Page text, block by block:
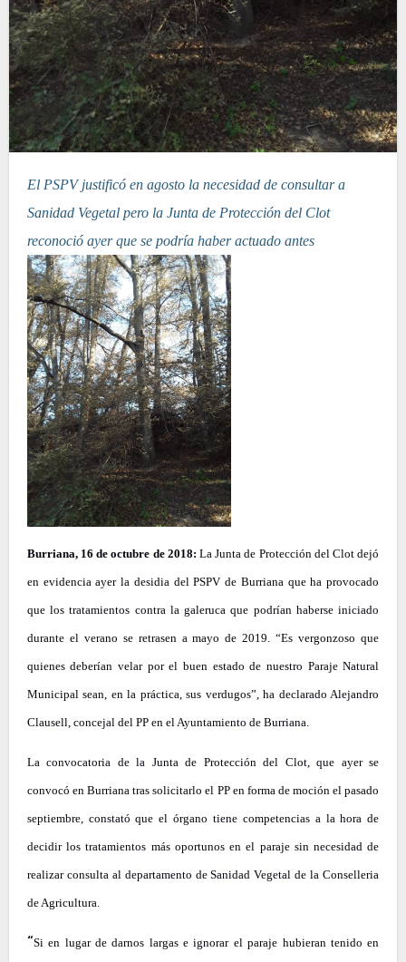
El PSPV justificó en agosto la necesidad de consultar a
Sanidad Vegetal pero la Junta de Protección del Clot
reconoció ayer que se podría haber actuado antes
Burriana, 16 de octubre de 2018: La Junta de Protección del Clot dejó
en evidencia ayer la desidia del PSPV de Burriana que ha provocado
que los tratamientos contra la galeruca que podrían haberse iniciado
durante el verano se retrasen a mayo de 2019. “Es vergonzoso que
quienes deberían velar por el buen estado de nuestro Paraje Natural
Municipal sean, en la práctica, sus verdugos”, ha declarado Alejandro
Clausell, concejal del PP en el Ayuntamiento de Burriana.
La convocatoria de la Junta de Protección del Clot, que ayer se
convocó en Burriana tras solicitarlo el PP en forma de moción el pasado
septiembre, constató que el órgano tiene competencias a la hora de
decidir los tratamientos más oportunos en el paraje sin necesidad de
realizar consulta al departamento de Sanidad Vegetal de la Conselleria
de Agricultura.
“Si en lugar de darnos largas e ignorar el paraje hubieran tenido en